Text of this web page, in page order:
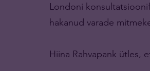
Londoni
hakanud varade
Hiina Rahvapank ütles,